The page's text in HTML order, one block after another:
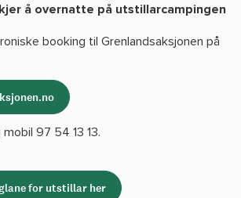
å overnatte på utstillarcampingen
booking til Grenlandsaksjonen på
97 54 13 13.
for utstillar her